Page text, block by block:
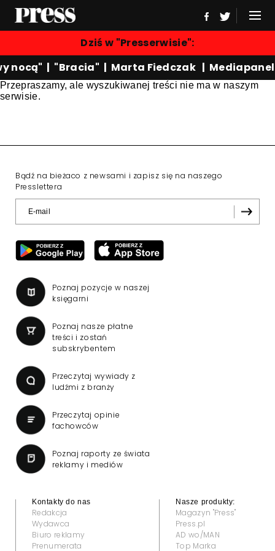
Dziś w "Presserwisie":
nocą" | "Bracia" | Marta Fiedczak | Mediapanel
Przepraszamy, ale wyszukiwanej treści nie ma w naszym
serwisie.
Bądź na bieżaco z newsami i zapisz się na naszego
Presslettera
Poznaj pozycje w naszej
księgarni
Poznaj nasze płatne
treści i zostań
subskrybentem
Przeczytaj wywiady z
ludźmi z branży
Przeczytaj opinie
fachowców
Poznaj raporty ze świata
reklamy i mediów
Kontakty do nas
Redakcja
Wydawca
Biuro reklamy
Prenumerata
Nasze produkty:
Magazyn "Press"
Press.pl
AD wo/MAN
Top Marka